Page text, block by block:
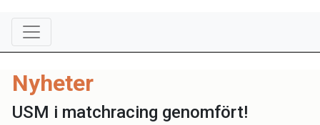
Nyheter
USM i matchracing genomfört!